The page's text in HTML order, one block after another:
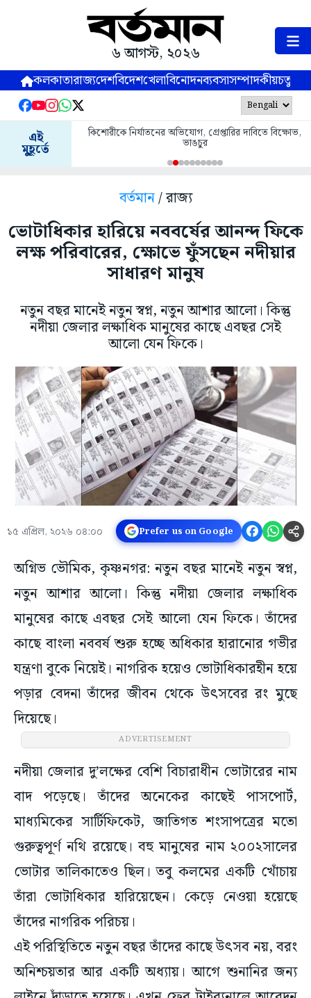
৬ আগস্ট, ২০২৬
কলকাতারাজ্যদেশবিদেশখেলাবিনোদনব্যবসাসম্পাদকীয়
এই
মুহূর্তে
কিশোরীকে নির্যাতনের অভিযোগ, গ্রেপ্তারির দাবিতে বিক্ষোভ,
ভাঙচুর
বর্তমান/ রাজ্য
ভোটাধিকার হারিয়ে নববর্ষের আনন্দ ফিকে
লক্ষ পরিবারের, ক্ষোভে ফুঁসছেন নদীয়ার
সাধারণ মানুষ
নতুন বছর মানেই নতুন স্বপ্ন, নতুন আশার আলো। কিন্তু
নদীয়া জেলার লক্ষাধিক মানুষের কাছে এবছর সেই
আলো যেন ফিকে।
১৫ এপ্রিল, ২০২৬ ০৪:০০ Prefer us on Google
অগ্নিভ ভৌমিক, কৃষ্ণনগর: নতুন বছর মানেই নতুন স্বপ্ন,
নতুন আশার আলো। কিন্তু নদীয়া জেলার লক্ষাধিক
মানুষের কাছে এবছর সেই আলো যেন ফিকে। তাঁদের
কাছে বাংলা নববর্ষ শুরু হচ্ছে অধিকার হারানোর গভীর
যন্ত্রণা বুকে নিয়েই। নাগরিক হয়েও ভোটাধিকারহীন হয়ে
পড়ার বেদনা তাঁদের জীবন থেকে উৎসবের রং মুছে
দিয়েছে।
ADVERTISEMENT
নদীয়া জেলার দু’লক্ষের বেশি বিচারাধীন ভোটারের নাম
বাদ পড়েছে। তাঁদের অনেকের কাছেই পাসপোর্ট,
মাধ্যমিকের সার্টিফিকেট, জাতিগত শংসাপত্রের মতো
গুরুত্বপূর্ণ নথি রয়েছে। বহু মানুষের নাম ২০০২সালের
ভোটার তালিকাতেও ছিল। তবু কলমের একটি খোঁচায়
তাঁরা ভোটাধিকার হারিয়েছেন। কেড়ে নেওয়া হয়েছে
তাঁদের নাগরিক পরিচয়।
এই পরিস্থিতিতে নতুন বছর তাঁদের কাছে উৎসব নয়, বরং
অনিশ্চয়তার আর একটি অধ্যায়। আগে শুনানির জন্য